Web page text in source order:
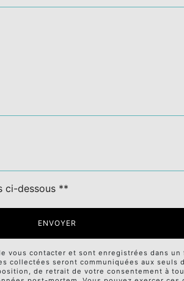
ci-dessous **
ENVOYER
vous contacter et sont enregistrées dans
collectées seront communiquées aux
de retrait de votre consentement à